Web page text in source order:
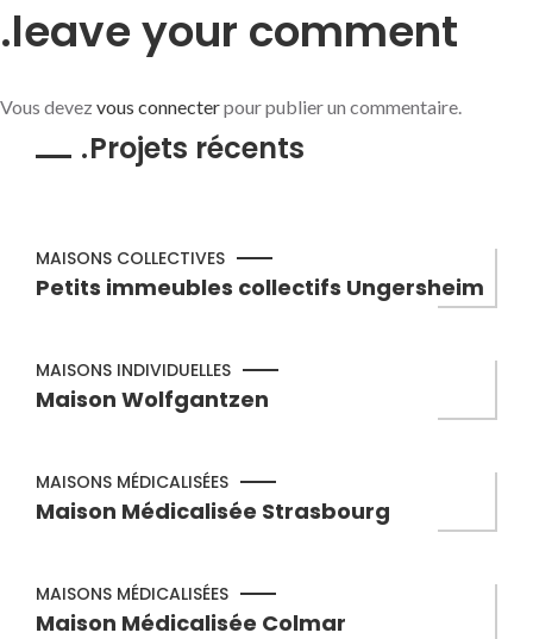
leave your comment
Vous devez vous connecterpour publier un commentaire.
Projets récents
MAISONS COLLECTIVES
Petits immeubles collectifs Ungersheim
MAISONS INDIVIDUELLES
Maison Wolfgantzen
MAISONS MÉDICALISÉES
Maison Médicalisée Strasbourg
MAISONS MÉDICALISÉES
Maison Médicalisée Colmar